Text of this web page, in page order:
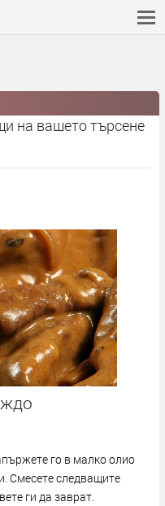
на вашето търсене
го в малко олио
Смесете следващите
ги да заврат.